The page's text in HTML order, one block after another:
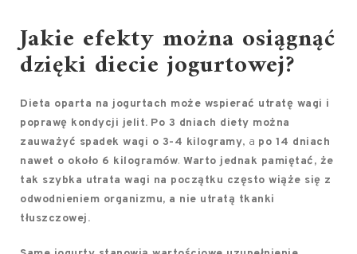
Jakie efekty można osiągnąć
dzięki diecie jogurtowej?
Dieta oparta na jogurtach może wspierać utratę wagi i
poprawę kondycji jelit. Po 3 dniach diety można
zauważyć spadek wagi o 3-4 kilogramy, a po 14 dniach
nawet o około 6 kilogramów. Warto jednak pamiętać, że
tak szybka utrata wagi na początku często wiąże się z
odwodnieniem organizmu, a nie utratą tkanki
tłuszczowej.